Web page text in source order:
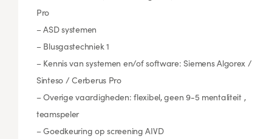
Pro
– ASD systemen
– Blusgastechniek 1
– Kennis van systemen en/of software: Siemens Algorex /
Sinteso / Cerberus Pro
– Overige vaardigheden: flexibel, geen 9-5 mentaliteit ,
teamspeler
– Goedkeuring op screening AIVD